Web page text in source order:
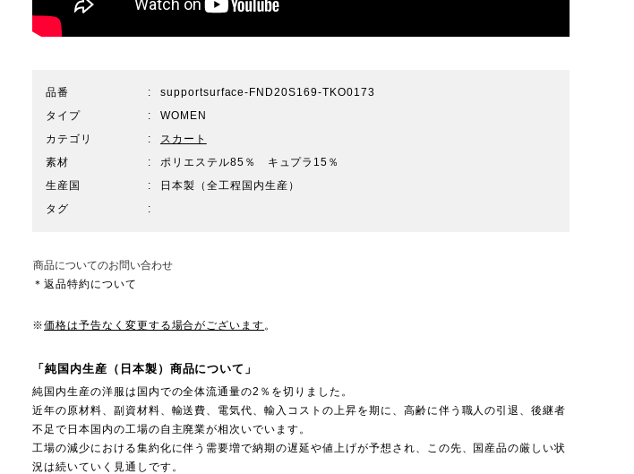
品番
supportsurface-FND20S169-TKO0173
タイプ
WOMEN
カテゴリ
スカート
素材
ポリエステル85％ キュプラ15％
生産国
日本製（全工程国内生産）
タグ
商品についてのお問い合わせ
＊返品特約について
※価格は予告なく変更する場合がございます。
「純国内生産（日本製）商品について」
純国内生産の洋服は国内での全体流通量の2％を切りました。
近年の原材料、副資材料、輸送費、電気代、輸入コストの上昇を期に、高齢に伴う職人の引退、後継者
不足で日本国内の工場の自主廃業が相次いでいます。
工場の減少における集約化に伴う需要増で納期の遅延や値上げが予想され、この先、国産品の厳しい状
況は続いていく見通しです。